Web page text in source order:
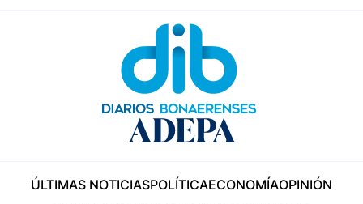
ÚLTIMAS NOTICIASPOLÍTICAECONOMÍAOPINIÓN